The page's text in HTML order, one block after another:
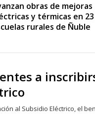
obras de mejoras
y térmicas en 23
rurales de Ñuble
a
al Subsidio Eléctrico, el